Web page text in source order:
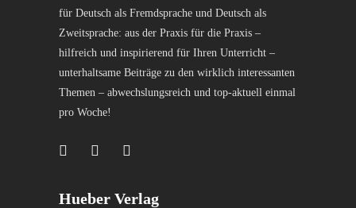
für Deutsch als Fremdsprache und Deutsch als
Zweitsprache: aus der Praxis für die Praxis –
hilfreich und inspirierend für Ihren Unterricht –
unterhaltsame Beiträge zu den wirklich interessanten
Themen – abwechslungsreich und top-aktuell einmal
pro Woche!
Hueber Verlag